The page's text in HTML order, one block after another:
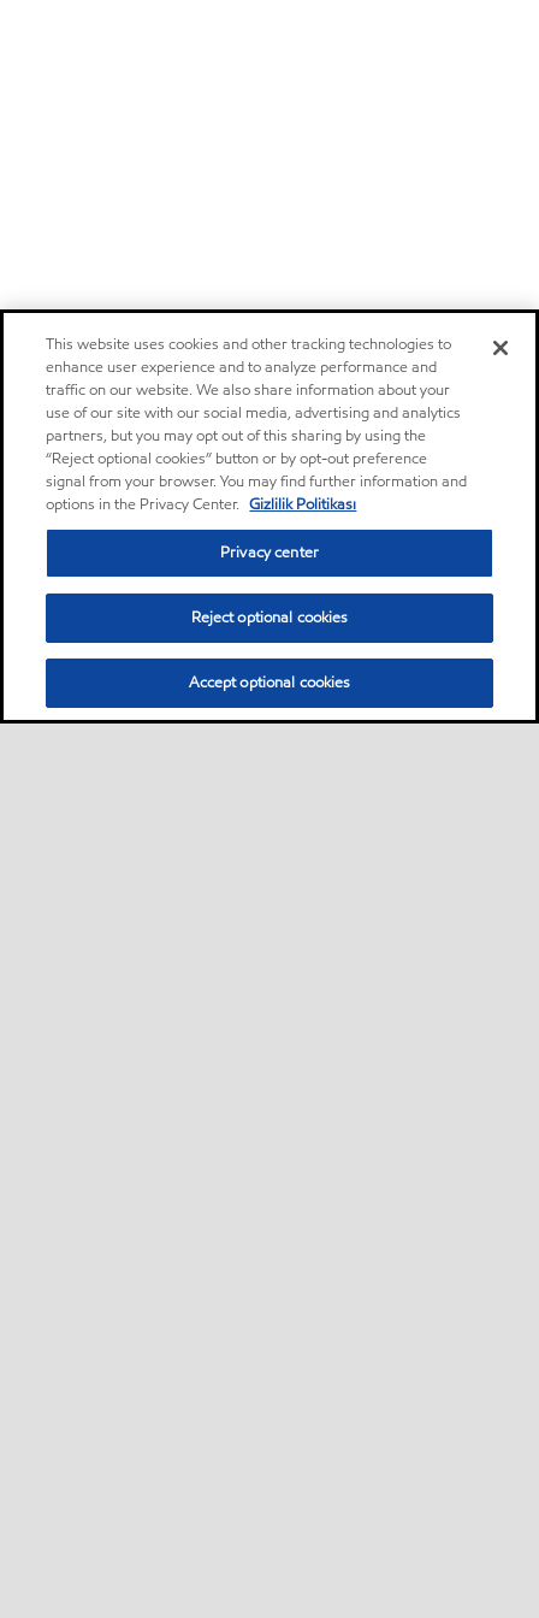
This website uses cookies and other tracking technologies to
enhance user experience and to analyze performance and
traffic on our website. We also share information about your
use of our site with our social media, advertising and analytics
partners, but you may opt out of this sharing by using the
“Reject optional cookies” button or by opt-out preference
signal from your browser. You may find further information and
options in the Privacy Center. Gizlilik Politikası
Privacy center
Reject optional cookies
Accept optional cookies